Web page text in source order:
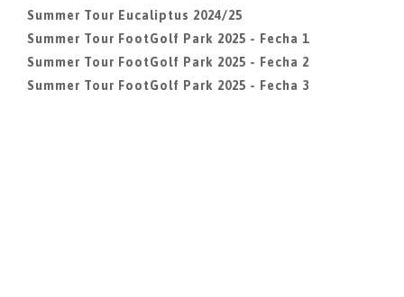
Summer Tour Eucaliptus 2024/25
Summer Tour FootGolf Park 2025 - Fecha 1
Summer Tour FootGolf Park 2025 - Fecha 2
Summer Tour FootGolf Park 2025 - Fecha 3